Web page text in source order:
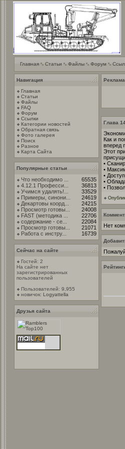
Главная Статьи Файлы Форум
Навигация
Главная
Статьи
Файлы
FAQ
Форум
Ссылки
Категории новостей
Обратная связь
Фото галерея
Поиск
Разное
Карта Сайта
Популярные статьи
Что необходимо ...
65535
4.12.1 Професси...
36813
Учимся удалять!...
33529
Примеры, синони...
24619
Декартовы коорд...
24215
Просмотр готовы...
24008
FAST (методика ...
22706
содержание - се...
22084
Просмотр готовы...
21071
Работа с инстру...
16739
Сейчас на сайте
Гостей: 2
На сайте нет
зарегистрированных
пользователей
Пользователей: 9,955
новичок: Logyattella
Друзья сайта
Реклама
Глава
Как и
вперед
Этот
•
•
•
•
•
Нет